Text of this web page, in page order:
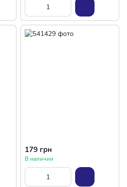
179 грн
В наличии